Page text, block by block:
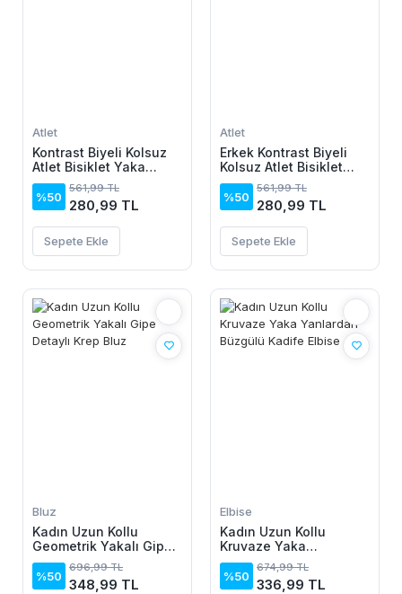
Atlet
Kontrast Biyeli Kolsuz
Atlet Bisiklet Yaka
Yazlık Basic Atlet -
Turkuaz
%50
561,99 TL
280,99 TL
Sepete Ekle
Atlet
Erkek Kontrast Biyeli
Kolsuz Atlet Bisiklet
Yaka Yazlık Basic Atlet
- Turkuaz
%50
561,99 TL
280,99 TL
Sepete Ekle
Bluz
Kadın Uzun Kollu
Geometrik Yakalı Gipe
Detaylı Krep Bluz
%50
696,99 TL
348,99 TL
Elbise
Kadın Uzun Kollu
Kruvaze Yaka
Yanlardan Büzgülü
Kadife Elbise
%50
674,99 TL
336,99 TL